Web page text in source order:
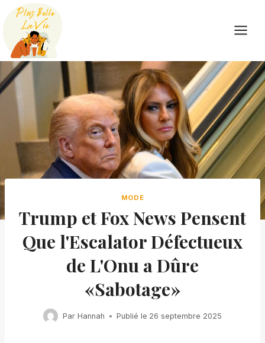
Skip
content
MODE
Trump et Fox News Pensent
Que l'Escalator Défectueux
de L'Onu a Dûre
«Sabotage»
Par Hannah Publié le 26 septembre 2025